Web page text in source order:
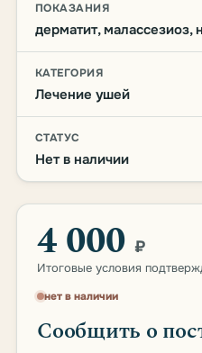
ПОКАЗАНИЯ
дерматит, малассезиоз,
КАТЕГОРИЯ
Лечение ушей
СТАТУС
Нет в наличии
4 000 ₽
Итоговые условия
нет в наличии
Сообщить о